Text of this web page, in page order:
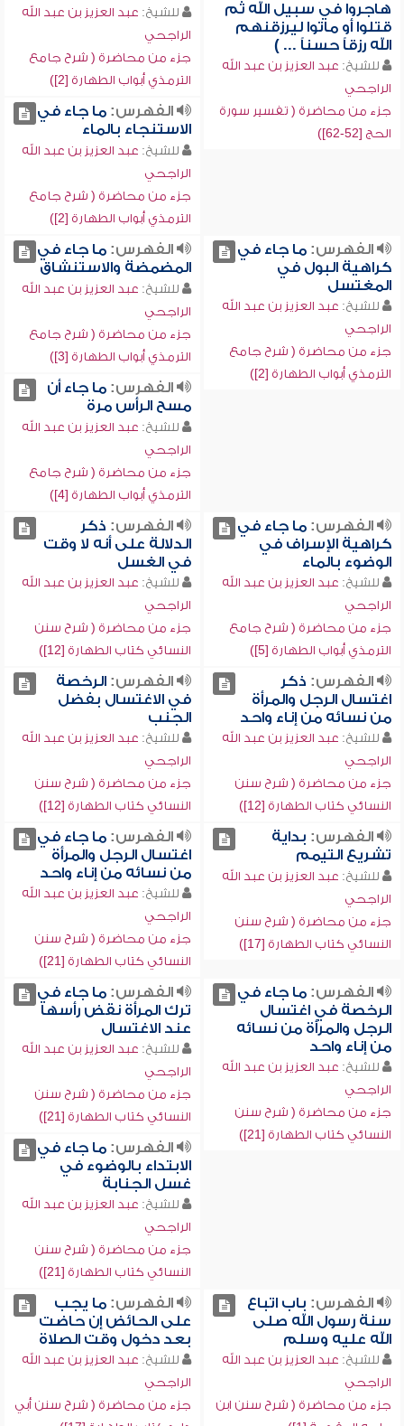
هاجروا في سبيل الله ثم
قتلوا أو ماتوا ليرزقنهم
الله رزقاً حسناً ... )
للشيخ: عبد العزيز بن عبد الله
الراجحي
جزء من محاضرة ( تفسير سورة
الحج [52-62])
للشيخ: عبد العزيز بن عبد الله
الراجحي
جزء من محاضرة ( شرح جامع
الترمذي أبواب الطهارة [2])
الفهرس:ما جاء في
الاستنجاء بالماء
للشيخ: عبد العزيز بن عبد الله
الراجحي
جزء من محاضرة ( شرح جامع
الترمذي أبواب الطهارة [2])
الفهرس:ما جاء في
كراهية البول في
المغتسل
للشيخ: عبد العزيز بن عبد الله
الراجحي
جزء من محاضرة ( شرح جامع
الترمذي أبواب الطهارة [2])
الفهرس:ما جاء في
المضمضة والاستنشاق
للشيخ: عبد العزيز بن عبد الله
الراجحي
جزء من محاضرة ( شرح جامع
الترمذي أبواب الطهارة [3])
الفهرس:ما جاء أن
مسح الرأس مرة
للشيخ: عبد العزيز بن عبد الله
الراجحي
جزء من محاضرة ( شرح جامع
الترمذي أبواب الطهارة [4])
الفهرس:ما جاء في
كراهية الإسراف في
الوضوء بالماء
للشيخ: عبد العزيز بن عبد الله
الراجحي
جزء من محاضرة ( شرح جامع
الترمذي أبواب الطهارة [5])
الفهرس: ذكر
الدلالة على أنه لا وقت
في الغسل
للشيخ: عبد العزيز بن عبد الله
الراجحي
جزء من محاضرة ( شرح سنن
النسائي كتاب الطهارة [12])
الفهرس: ذكر
اغتسال الرجل والمرأة
من نسائه من إناء واحد
للشيخ: عبد العزيز بن عبد الله
الراجحي
جزء من محاضرة ( شرح سنن
النسائي كتاب الطهارة [12])
الفهرس:الرخصة
في الاغتسال بفضل
الجنب
للشيخ: عبد العزيز بن عبد الله
الراجحي
جزء من محاضرة ( شرح سنن
النسائي كتاب الطهارة [12])
الفهرس: بداية
تشريع التيمم
للشيخ: عبد العزيز بن عبد الله
الراجحي
جزء من محاضرة ( شرح سنن
النسائي كتاب الطهارة [17])
الفهرس:ما جاء في
اغتسال الرجل والمرأة
من نسائه من إناء واحد
للشيخ: عبد العزيز بن عبد الله
الراجحي
جزء من محاضرة ( شرح سنن
النسائي كتاب الطهارة [21])
الفهرس:ما جاء في
الرخصة في اغتسال
الرجل والمرأة من نسائه
من إناء واحد
للشيخ: عبد العزيز بن عبد الله
الراجحي
جزء من محاضرة ( شرح سنن
النسائي كتاب الطهارة [21])
الفهرس:ما جاء في
ترك المرأة نقض رأسها
عند الاغتسال
للشيخ: عبد العزيز بن عبد الله
الراجحي
جزء من محاضرة ( شرح سنن
النسائي كتاب الطهارة [21])
الفهرس:ما جاء في
الابتداء بالوضوء في
غسل الجنابة
للشيخ: عبد العزيز بن عبد الله
الراجحي
جزء من محاضرة ( شرح سنن
النسائي كتاب الطهارة [21])
الفهرس: باب اتباع
سنة رسول الله صلى
الله عليه وسلم
للشيخ: عبد العزيز بن عبد الله
الراجحي
جزء من محاضرة ( شرح سنن ابن
الفهرس:ما يجب
على الحائض إن حاضت
بعد دخول وقت الصلاة
للشيخ: عبد العزيز بن عبد الله
الراجحي
جزء من محاضرة ( شرح سنن أبي